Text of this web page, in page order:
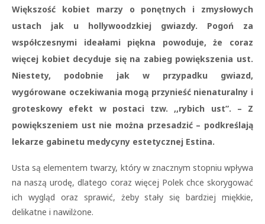
Większość kobiet marzy o ponętnych i zmysłowych
ustach jak u hollywoodzkiej gwiazdy. Pogoń za
współczesnymi ideałami piękna powoduje, że coraz
więcej kobiet decyduje się na zabieg powiększenia ust.
Niestety, podobnie jak w przypadku gwiazd,
wygórowane oczekiwania mogą przynieść nienaturalny i
groteskowy efekt w postaci tzw. ,,rybich ust”. – Z
powiększeniem ust nie można przesadzić – podkreślają
lekarze gabinetu medycyny estetycznej Estina.
Usta są elementem twarzy, który w znacznym stopniu wpływa
na naszą urodę, dlatego coraz więcej Polek chce skorygować
ich wygląd oraz sprawić, żeby stały się bardziej miękkie,
delikatne i nawilżone.